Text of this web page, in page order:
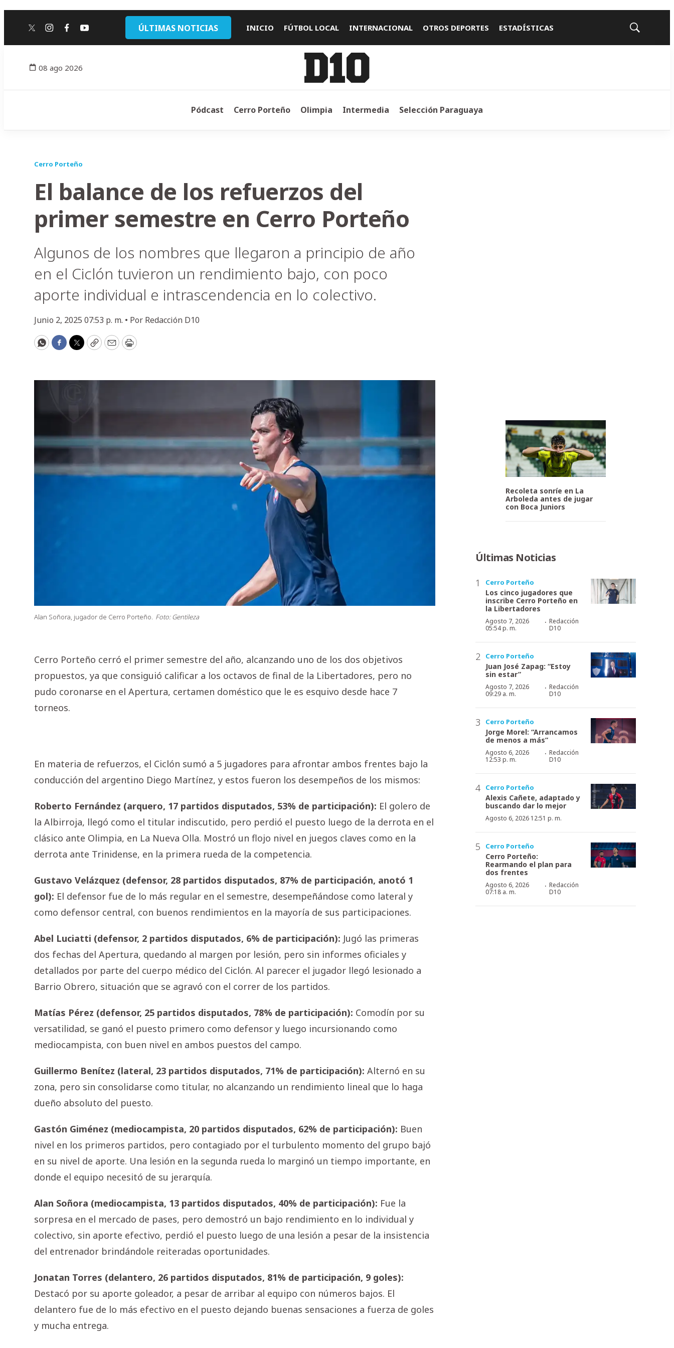
twitterinstagram
facebook
youtube ÚLTIMAS NOTICIAS INICIO FÚTBOL LOCAL INTERNACIONAL OTROS DEPORTES ESTADÍSTICAS
Mostrar
08 ago 2026
Pódcast Cerro Porteño Olimpia Intermedia Selección Paraguaya
Cerro Porteño
El balance de los refuerzos del
primer semestre en Cerro Porteño
Algunos de los nombres que llegaron a principio de año
en el Ciclón tuvieron un rendimiento bajo, con poco
aporte individual e intrascendencia en lo colectivo.
Junio 2, 2025 07:53 p. m. • Por Redacción D10
WhatsApp
Facebook
Twitter
CopyEmailPrint
Alan Soñora, jugador de Cerro Porteño. Foto: Gentileza
Cerro Porteño cerró el primer semestre del año, alcanzando uno de los dos objetivos
propuestos, ya que consiguió calificar a los octavos de final de la Libertadores, pero no
pudo coronarse en el Apertura, certamen doméstico que le es esquivo desde hace 7
torneos.
En materia de refuerzos, el Ciclón sumó a 5 jugadores para afrontar ambos frentes bajo la
conducción del argentino Diego Martínez, y estos fueron los desempeños de los mismos:
Roberto Fernández (arquero, 17 partidos disputados, 53% de participación): El golero de
la Albirroja, llegó como el titular indiscutido, pero perdió el puesto luego de la derrota en el
clásico ante Olimpia, en La Nueva Olla. Mostró un flojo nivel en juegos claves como en la
derrota ante Trinidense, en la primera rueda de la competencia.
Gustavo Velázquez (defensor, 28 partidos disputados, 87% de participación, anotó 1
gol): El defensor fue de lo más regular en el semestre, desempeñándose como lateral y
como defensor central, con buenos rendimientos en la mayoría de sus participaciones.
Abel Luciatti (defensor, 2 partidos disputados, 6% de participación): Jugó las primeras
dos fechas del Apertura, quedando al margen por lesión, pero sin informes oficiales y
detallados por parte del cuerpo médico del Ciclón. Al parecer el jugador llegó lesionado a
Barrio Obrero, situación que se agravó con el correr de los partidos.
Matías Pérez (defensor, 25 partidos disputados, 78% de participación): Comodín por su
versatilidad, se ganó el puesto primero como defensor y luego incursionando como
mediocampista, con buen nivel en ambos puestos del campo.
Guillermo Benítez (lateral, 23 partidos disputados, 71% de participación): Alternó en su
zona, pero sin consolidarse como titular, no alcanzando un rendimiento lineal que lo haga
dueño absoluto del puesto.
Gastón Giménez (mediocampista, 20 partidos disputados, 62% de participación): Buen
nivel en los primeros partidos, pero contagiado por el turbulento momento del grupo bajó
en su nivel de aporte. Una lesión en la segunda rueda lo marginó un tiempo importante, en
donde el equipo necesitó de su jerarquía.
Alan Soñora (mediocampista, 13 partidos disputados, 40% de participación): Fue la
sorpresa en el mercado de pases, pero demostró un bajo rendimiento en lo individual y
colectivo, sin aporte efectivo, perdió el puesto luego de una lesión a pesar de la insistencia
del entrenador brindándole reiteradas oportunidades.
Jonatan Torres (delantero, 26 partidos disputados, 81% de participación, 9 goles):
Destacó por su aporte goleador, a pesar de arribar al equipo con números bajos. El
delantero fue de lo más efectivo en el puesto dejando buenas sensaciones a fuerza de goles
y mucha entrega.
Recoleta sonríe en La
Arboleda antes de jugar
con Boca Juniors
Últimas Noticias
Cerro Porteño
Los cinco jugadores que
inscribe Cerro Porteño en
la Libertadores
Agosto 7, 2026
05:54 p. m.
· Redacción
D10
Cerro Porteño
Juan José Zapag: “Estoy
sin estar”
Agosto 7, 2026
09:29 a. m.
· Redacción
D10
Cerro Porteño
Jorge Morel: “Arrancamos
de menos a más”
Agosto 6, 2026
12:53 p. m.
· Redacción
D10
Cerro Porteño
Alexis Cañete, adaptado y
buscando dar lo mejor
Agosto 6, 2026 12:51 p. m.
Cerro Porteño
Cerro Porteño:
Rearmando el plan para
dos frentes
Agosto 6, 2026
07:18 a. m.
· Redacción
D10